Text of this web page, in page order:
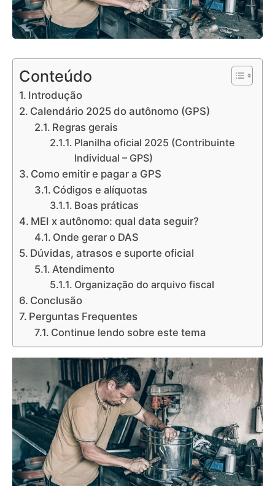
Conteúdo
Introdução
Calendário 2025 do autônomo (GPS)
Regras gerais
Planilha oficial 2025 (Contribuinte
Individual – GPS)
Como emitir e pagar a GPS
Códigos e alíquotas
Boas práticas
MEI x autônomo: qual data seguir?
Onde gerar o DAS
Dúvidas, atrasos e suporte oficial
Atendimento
Organização do arquivo fiscal
Conclusão
Perguntas Frequentes
Continue lendo sobre este tema